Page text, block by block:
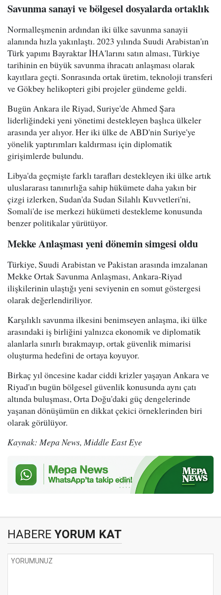
Savunma sanayi ve bölgesel dosyalarda ortaklık
Normalleşmenin ardından iki ülke savunma sanayii
alanında hızla yakınlaştı. 2023 yılında Suudi Arabistan'ın
Türk yapımı Bayraktar İHA'larını satın alması, Türkiye
tarihinin en büyük savunma ihracatı anlaşması olarak
kayıtlara geçti. Sonrasında ortak üretim, teknoloji transferi
ve Gökbey helikopteri gibi projeler gündeme geldi.
Bugün Ankara ile Riyad, Suriye'de Ahmed Şara
liderliğindeki yeni yönetimi destekleyen başlıca ülkeler
arasında yer alıyor. Her iki ülke de ABD'nin Suriye'ye
yönelik yaptırımları kaldırması için diplomatik
girişimlerde bulundu.
Libya'da geçmişte farklı tarafları destekleyen iki ülke artık
uluslararası tanınırlığa sahip hükümete daha yakın bir
çizgi izlerken, Sudan'da Sudan Silahlı Kuvvetleri'ni,
Somali'de ise merkezi hükümeti destekleme konusunda
benzer politikalar yürütüyor.
Mekke Anlaşması yeni dönemin simgesi oldu
Türkiye, Suudi Arabistan ve Pakistan arasında imzalanan
Mekke Ortak Savunma Anlaşması, Ankara-Riyad
ilişkilerinin ulaştığı yeni seviyenin en somut göstergesi
olarak değerlendiriliyor.
Karşılıklı savunma ilkesini benimseyen anlaşma, iki ülke
arasındaki iş birliğini yalnızca ekonomik ve diplomatik
alanlarla sınırlı bırakmayıp, ortak güvenlik mimarisi
oluşturma hedefini de ortaya koyuyor.
Birkaç yıl öncesine kadar ciddi krizler yaşayan Ankara ve
Riyad'ın bugün bölgesel güvenlik konusunda aynı çatı
altında buluşması, Orta Doğu'daki güç dengelerinde
yaşanan dönüşümün en dikkat çekici örneklerinden biri
olarak görülüyor.
Kaynak: Mepa News, Middle East Eye
HABERE YORUM KAT